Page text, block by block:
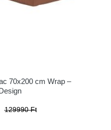
70x200 cm Wrap –
129990 Ft